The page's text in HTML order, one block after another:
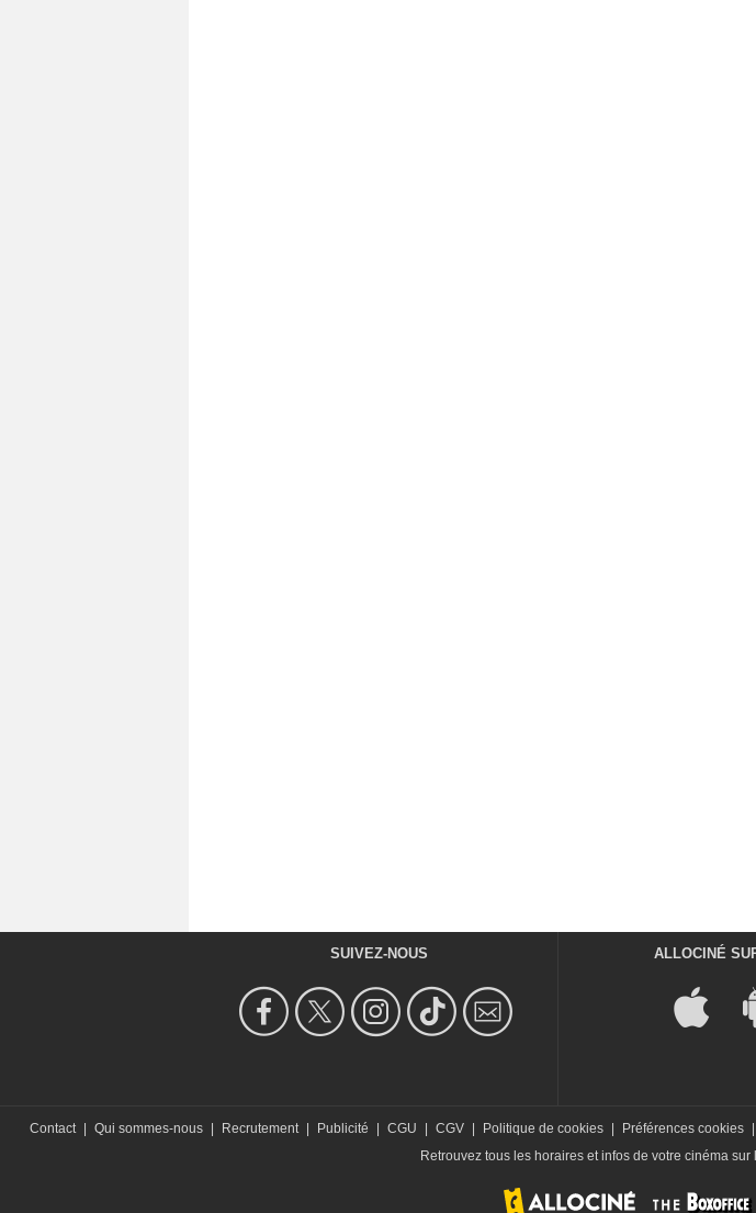
SUIVEZ-NOUS ALLOCINÉ
Contact Qui sommes-nous Recrutement Publicité CGU CGV Politique de cookies Préférences cookies
Retrouvez tous les horaires et infos de votre cinéma